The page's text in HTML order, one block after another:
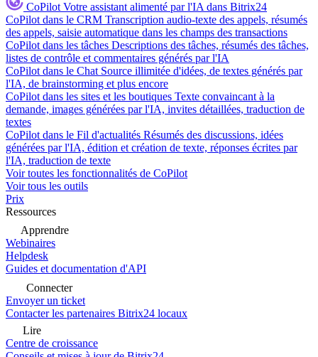
CoPilot Votre assistant alimenté par l'IA dans Bitrix24
CoPilot dans le CRM Transcription audio-texte des appels, résumés
des appels, saisie automatique dans les champs des transactions
CoPilot dans les tâches Descriptions des tâches, résumés des tâches,
listes de contrôle et commentaires générés par l'IA
CoPilot dans le Chat Source illimitée d'idées, de textes générés par
l'IA, de brainstorming et plus encore
CoPilot dans les sites et les boutiques Texte convaincant à la
demande, images générées par l'IA, invites détaillées, traduction de
textes
CoPilot dans le Fil d'actualités Résumés des discussions, idées
générées par l'IA, édition et création de texte, réponses écrites par
l'IA, traduction de texte
Voir toutes les fonctionnalités de CoPilot
Voir tous les outils
Prix
Ressources
Apprendre
Webinaires
Helpdesk
Guides et documentation d'API
Connecter
Envoyer un ticket
Contacter les partenaires Bitrix24 locaux
Lire
Centre de croissance